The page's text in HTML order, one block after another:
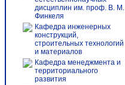
дисциплин им. проф. В. М.
Финкеля
Кафедра инженерных
конструкций,
строительных технологий
и материалов
Кафедра менеджмента и
территориального
развития